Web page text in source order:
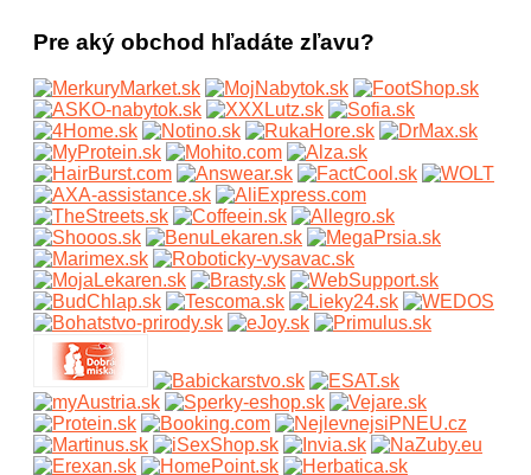
Pre aký obchod hľadáte zľavu?